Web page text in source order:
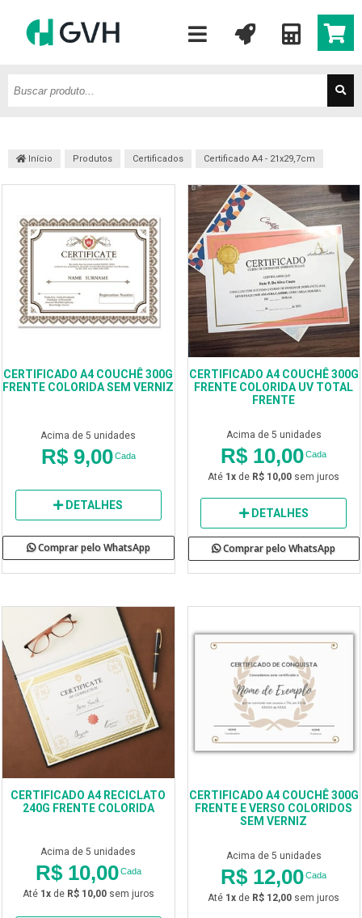
Início Produtos Certificados Certificado A4 - 21x29,7cm
CERTIFICADO A4 COUCHÊ 300G
FRENTE COLORIDA SEM VERNIZ
Acima de 5 unidades
R$ 9,00Cada
DETALHES
Comprar pelo WhatsApp
CERTIFICADO A4 COUCHÊ 300G
FRENTE COLORIDA UV TOTAL
FRENTE
Acima de 5 unidades
R$ 10,00Cada
Até 1x de R$ 10,00 sem juros
DETALHES
Comprar pelo WhatsApp
CERTIFICADO A4 RECICLATO
240G FRENTE COLORIDA
Acima de 5 unidades
R$ 10,00Cada
Até 1xde R$ 10,00sem juros
CERTIFICADO A4 COUCHÊ 300G
FRENTE E VERSO COLORIDOS
SEM VERNIZ
Acima de 5 unidades
R$ 12,00Cada
Até 1x de R$ 12,00 sem juros